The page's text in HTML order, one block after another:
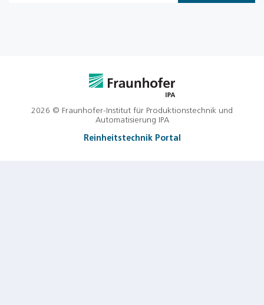
2026 © Fraunhofer-Institut für Produktionstechnik und
Automatisierung IPA
Reinheitstechnik Portal